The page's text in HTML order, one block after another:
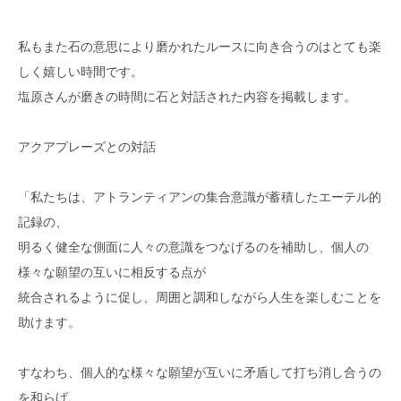
私もまた石の意思により磨かれたルースに向き合うのはとても楽
しく嬉しい時間です。
塩原さんが磨きの時間に石と対話された内容を掲載します。
アクアプレーズとの対話
「私たちは、アトランティアンの集合意識が蓄積したエーテル的
記録の、
明るく健全な側面に人々の意識をつなげるのを補助し、個人の
様々な願望の互いに相反する点が
統合されるように促し、周囲と調和しながら人生を楽しむことを
助けます。
すなわち、個人的な様々な願望が互いに矛盾して打ち消し合うの
を和らげ、